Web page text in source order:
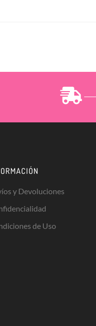
y Devoluciones
de Uso